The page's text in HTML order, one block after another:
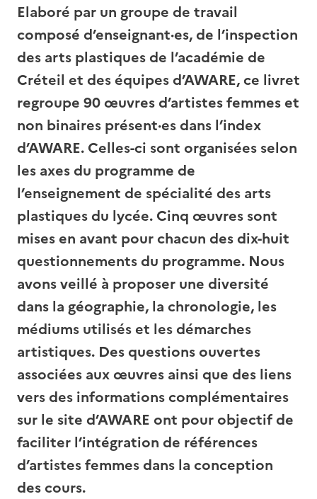
Elaboré par un groupe de travail
composé d’enseignant·es, de l’inspection
des arts plastiques de l’académie de
Créteil et des équipes d’AWARE, ce livret
regroupe 90 œuvres d’artistes femmes et
non binaires présent·es dans l’index
d’AWARE. Celles-ci sont organisées selon
les axes du programme de
l’enseignement de spécialité des arts
plastiques du lycée. Cinq œuvres sont
mises en avant pour chacun des dix-huit
questionnements du programme. Nous
avons veillé à proposer une diversité
dans la géographie, la chronologie, les
médiums utilisés et les démarches
artistiques. Des questions ouvertes
associées aux œuvres ainsi que des liens
vers des informations complémentaires
sur le site d’AWARE ont pour objectif de
faciliter l’intégration de références
d’artistes femmes dans la conception
des cours.